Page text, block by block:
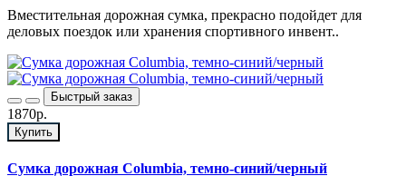
Вместительная дорожная сумка, прекрасно подойдет для
деловых поездок или хранения спортивного инвент..
Быстрый заказ
1870р.
Купить
Сумка дорожная Columbia, темно-синий/черный